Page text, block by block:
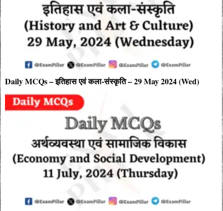
Daily MCQs – इतिहास एवं कला-संस्कृति – 29 May 2024 (Wed)